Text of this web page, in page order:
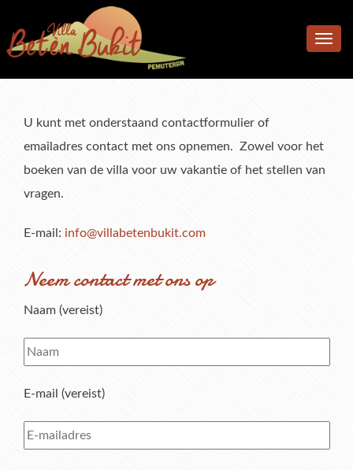
Accomodatie
Slaapkamers
Woon- en Eetruimte
Faciliteiten
Keuken & Maaltijden
Locatie
Foto’s
Algemene Voorwaarden
Schrijf een review
Contact
Toggle
U kunt met onderstaand contactformulier of
emailadres contact met ons opnemen. Zowel voor het
boeken van de villa voor uw vakantie of het stellen van
vragen.
E-mail: info@villabetenbukit.com
Neem contact met ons op
Naam (vereist)
E-mail (vereist)